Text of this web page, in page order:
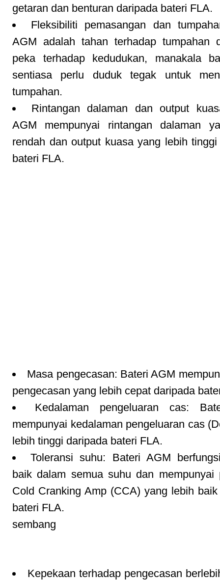
getaran dan benturan daripada bateri FLA.
Fleksibiliti pemasangan dan
AGM adalah tahan terhadap tumpahan
peka terhadap kedudukan, manakala
sentiasa perlu duduk tegak untuk
tumpahan.
Rintangan dalaman dan output
AGM mempunyai rintangan dalaman
rendah dan output kuasa yang lebih
bateri FLA.
Masa pengecasan: Bateri AGM
pengecasan yang lebih cepat daripada
Kedalaman pengeluaran cas:
mempunyai kedalaman pengeluaran cas
lebih tinggi daripada bateri FLA.
Toleransi suhu: Bateri AGM
baik dalam semua suhu dan mempunyai
Cold Cranking Amp (CCA) yang lebih
bateri FLA.
sembang
Kepekaan terhadap pengecasan